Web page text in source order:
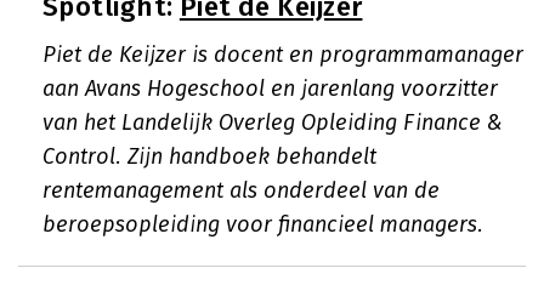
Spotlight: Piet de Keijzer
Piet de Keijzer is docent en programmamanager
aan Avans Hogeschool en jarenlang voorzitter
van het Landelijk Overleg Opleiding Finance &
Control. Zijn handboek behandelt
rentemanagement als onderdeel van de
beroepsopleiding voor financieel managers.